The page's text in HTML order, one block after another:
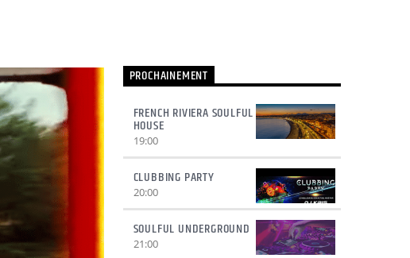
PROCHAINEMENT
FRENCH RIVIERA SOULFUL
HOUSE
19:00
CLUBBING PARTY
20:00
SOULFUL UNDERGROUND
21:00